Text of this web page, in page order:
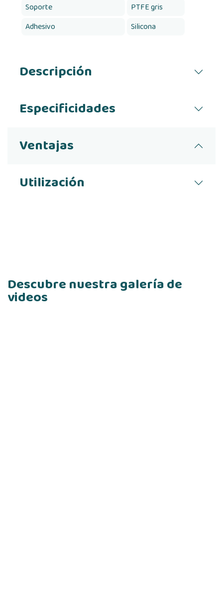
Soporte
PTFE gris
Adhesivo
Silicona
Descripción
Especificidades
Ventajas
Utilización
Descubre nuestra galería de
videos